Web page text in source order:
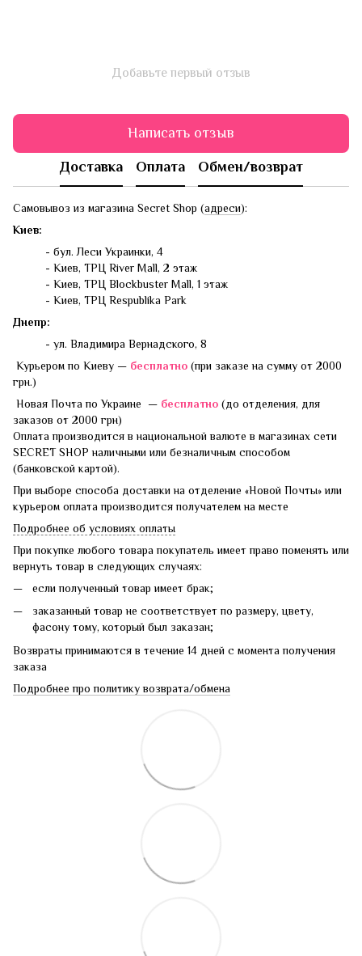
Добавьте первый отзыв
Написать отзыв
Доставка Оплата Обмен/возврат
Самовывоз из магазина Secret Shop (адреси):
Киев:
- бул. Леси Украинки, 4
- Киев, ТРЦ River Mall, 2 этаж
- Киев, ТРЦ Blockbuster Mall, 1 этаж
- Киев, ТРЦ Respublika Park
Днепр:
- ул. Владимира Вернадского, 8
Курьером по Киеву — бесплатно (при заказе на сумму от 2000
грн.)
Новая Почта по Украине — бесплатно (до отделения, для
заказов от 2000 грн)
Оплата производится в национальной валюте в магазинах сети
SECRET SHOP наличными или безналичным способом
(банковской картой).
При выборе способа доставки на отделение «Новой Почты» или
курьером оплата производится получателем на месте
Подробнее об условиях оплаты
При покупке любого товара покупатель имеет право поменять или
вернуть товар в следующих случаях:
если полученный товар имеет брак;
заказанный товар не соответствует по размеру, цвету,
фасону тому, который был заказан;
Возвраты принимаются в течение 14 дней с момента получения
заказа
Подробнее про политику возврата/обмена